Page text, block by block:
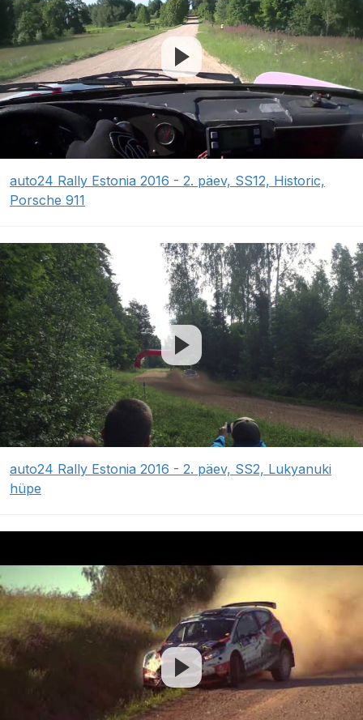
auto24 Rally Estonia 2016 - 2. päev, SS12, Historic,
Porsche 911
auto24 Rally Estonia 2016 - 2. päev, SS2, Lukyanuki
hüpe